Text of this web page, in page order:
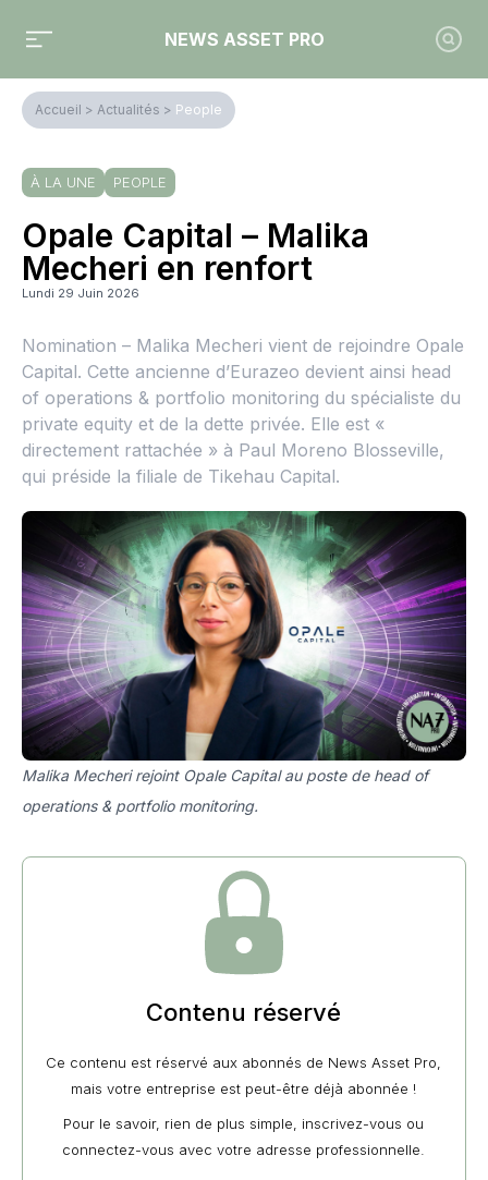
NEWS ASSET PRO
Accueil > Actualités > People
À LA UNE PEOPLE
Opale Capital – Malika
Mecheri en renfort
Lundi 29 Juin 2026
Nomination – Malika Mecheri vient de rejoindre Opale
Capital. Cette ancienne d’Eurazeo devient ainsi head
of operations & portfolio monitoring du spécialiste du
private equity et de la dette privée. Elle est «
directement rattachée » à Paul Moreno Blosseville,
qui préside la filiale de Tikehau Capital.
Malika Mecheri rejoint Opale Capital au poste de head of
operations & portfolio monitoring.
Contenu réservé
Ce contenu est réservé aux abonnés de News Asset Pro,
mais votre entreprise est peut-être déjà abonnée !
Pour le savoir, rien de plus simple, inscrivez-vous ou
connectez-vous avec votre adresse professionnelle.